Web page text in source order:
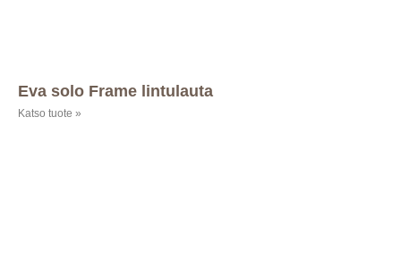
Eva solo Frame lintulauta
Katso tuote »